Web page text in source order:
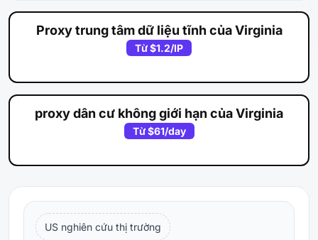
Proxy trung tâm dữ liệu tĩnh của Virginia
Từ$1.2/IP
proxy dân cư không giới hạn của Virginia
Từ$61/day
US nghiên cứu thị trường